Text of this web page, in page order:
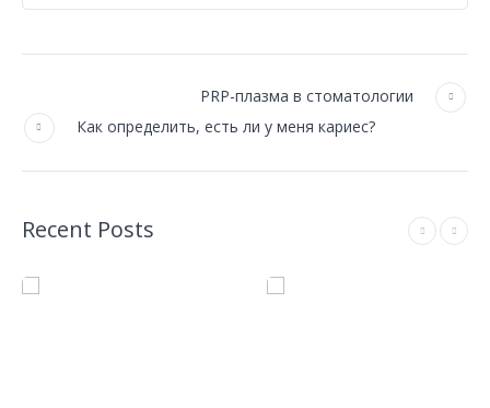
PRP-плазма в стоматологии
Как определить, есть ли у меня кариес?
Recent Posts